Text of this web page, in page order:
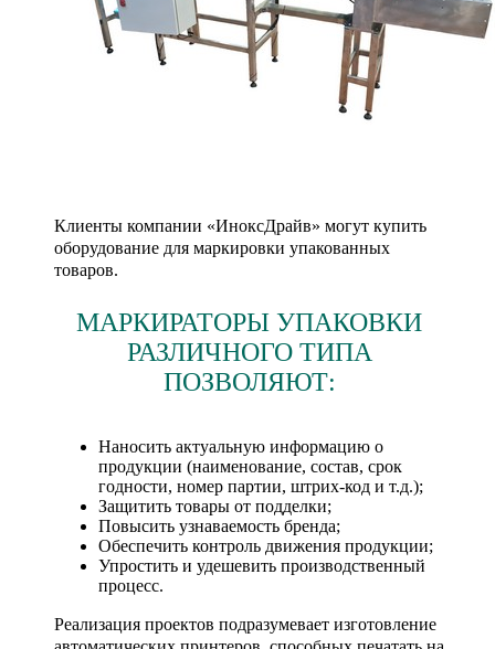
Клиенты компании «ИноксДрайв» могут купить
оборудование для маркировки упакованных
товаров.
МАРКИРАТОРЫ УПАКОВКИ
РАЗЛИЧНОГО ТИПА
ПОЗВОЛЯЮТ:
Наносить актуальную информацию о
продукции (наименование, состав, срок
годности, номер партии, штрих-код и т.д.);
Защитить товары от подделки;
Повысить узнаваемость бренда;
Обеспечить контроль движения продукции;
Упростить и удешевить производственный
процесс.
Реализация проектов подразумевает изготовление